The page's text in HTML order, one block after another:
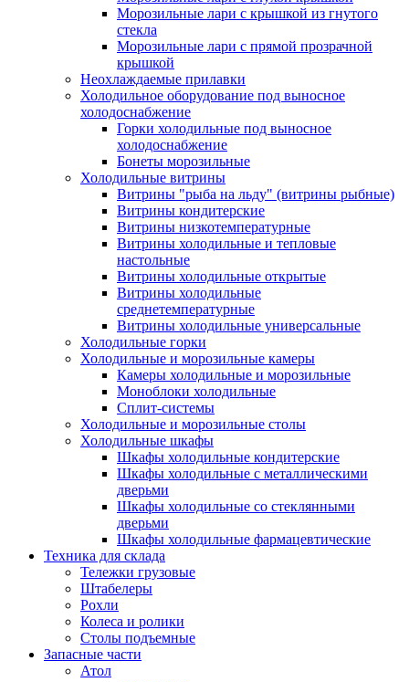
Морозильные лари с крышкой из гнутого
стекла
Морозильные лари с прямой прозрачной
крышкой
Неохлаждаемые прилавки
Холодильное оборудование под выносное
холодоснабжение
Горки холодильные под выносное
холодоснабжение
Бонеты морозильные
Холодильные витрины
Витрины "рыба на льду" (витрины рыбные)
Витрины кондитерские
Витрины низкотемпературные
Витрины холодильные и тепловые
настольные
Витрины холодильные открытые
Витрины холодильные
среднетемпературные
Витрины холодильные универсальные
Холодильные горки
Холодильные и морозильные камеры
Камеры холодильные и морозильные
Моноблоки холодильные
Сплит-системы
Холодильные и морозильные столы
Холодильные шкафы
Шкафы холодильные кондитерские
Шкафы холодильные с металлическими
дверьми
Шкафы холодильные со стеклянными
дверьми
Шкафы холодильные фармацевтические
Техника для склада
Тележки грузовые
Штабелеры
Рохли
Колеса и ролики
Столы подъемные
Запасные части
Атол